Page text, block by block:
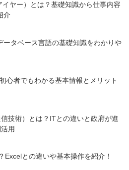
イヤー）とは？基礎知識から仕事内容
介
ータベース言語の基礎知識をわかりや
心者でもわかる基本情報とメリット
技術）とは？ITとの違いと政府が進
用
Excelとの違いや基本操作を紹介！